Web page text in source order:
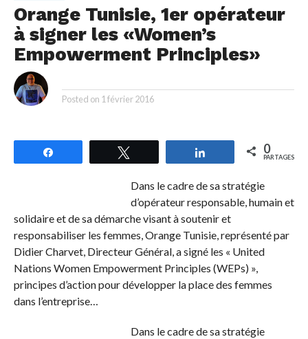
Orange Tunisie, 1er opérateur
à signer les «Women’s
Empowerment Principles»
Posted on 1 février 2016
Partagez 0
PARTAGES
Dans le cadre de sa stratégie
d’opérateur responsable, humain et
solidaire et de sa démarche visant à soutenir et
responsabiliser les femmes, Orange Tunisie, représenté par
Didier Charvet, Directeur Général, a signé les « United
Nations Women Empowerment Principles (WEPs) »,
principes d’action pour développer la place des femmes
dans l’entreprise…
Dans le cadre de sa stratégie